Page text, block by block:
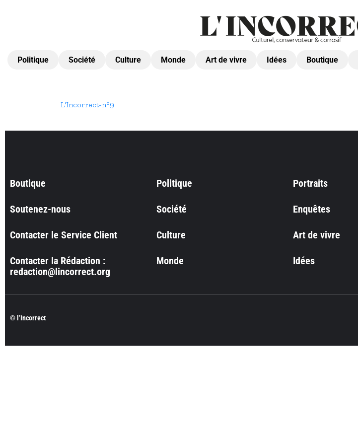
Politique Société Culture Monde Art de vivre Idées Boutique
L'Incorrect-n°9
Boutique
Soutenez-nous
Contacter le Service Client
Contacter la Rédaction :
redaction@lincorrect.org
Politique
Société
Culture
Monde
Portraits
Enquêtes
Art de vivre
Idées
© l’Incorrect